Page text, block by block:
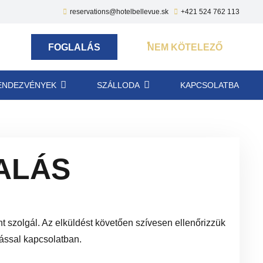
reservations@hotelbellevue.sk +421 524 762 113
FOGLALÁS NEM KÖTELEZŐ
SZÁLLODA KAPCSOLATBA
szolgál. Az elküldést követően szívesen ellenőrizzük
kapcsolatban.